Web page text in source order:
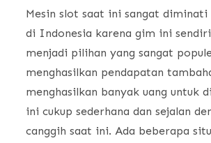
Mesin slot saat ini sangat diminati
di Indonesia karena gim ini
menjadi pilihan yang sangat
menghasilkan pendapatan
menghasilkan banyak uang untuk
ini cukup sederhana dan sejalan
canggih saat ini. Ada beberapa